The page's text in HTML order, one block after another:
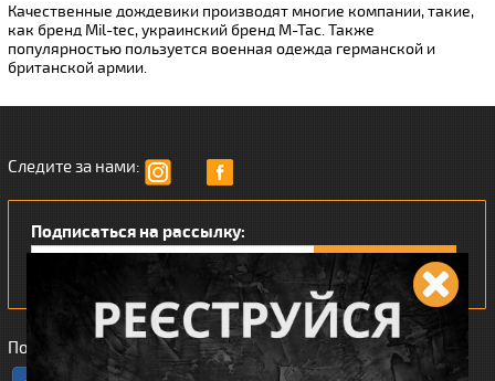
Качественные дождевики производят многие компании, такие,
как бренд Mil-tec, украинский бренд М-Тас. Также
популярностью пользуется военная одежда германской и
британской армии.
Следите за нами:
Подписаться на рассылку:
Понравился наш интернет магазин?